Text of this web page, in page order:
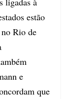
estão
Rio de
e
que